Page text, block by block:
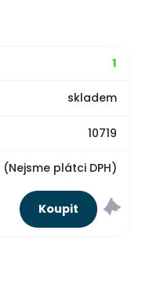
1
skladem
10719
(Nejsme plátci DPH)